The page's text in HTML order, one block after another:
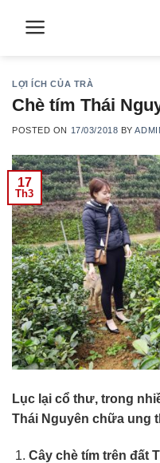
LỢI ÍCH CỦA TRÀ
Chè tím Thái
POSTED ON 17/03/2018 BY
17
Th3
Lục lại cổ thư, trong
Thái Nguyên chữa ung
Cây chè tím trên đất